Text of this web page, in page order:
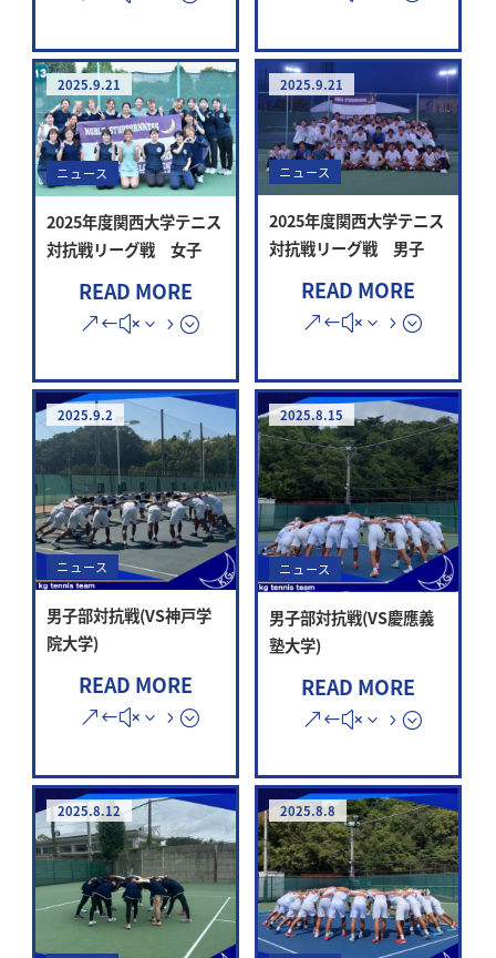
2025.9.21
ニュース
2025年度関西大学テニス
対抗戦リーグ戦 女子
READ MORE
2025.9.21
ニュース
2025年度関西大学テニス
対抗戦リーグ戦 男子
READ MORE
2025.9.2
ニュース
男子部対抗戦(VS神戸学
院大学)
READ MORE
2025.8.15
ニュース
男子部対抗戦(VS慶應義
塾大学)
READ MORE
2025.8.12 2025.8.8